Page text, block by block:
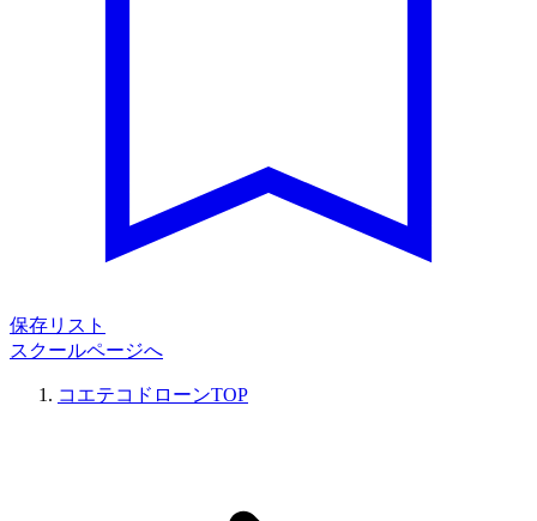
保存リスト
スクールページへ
コエテコドローンTOP